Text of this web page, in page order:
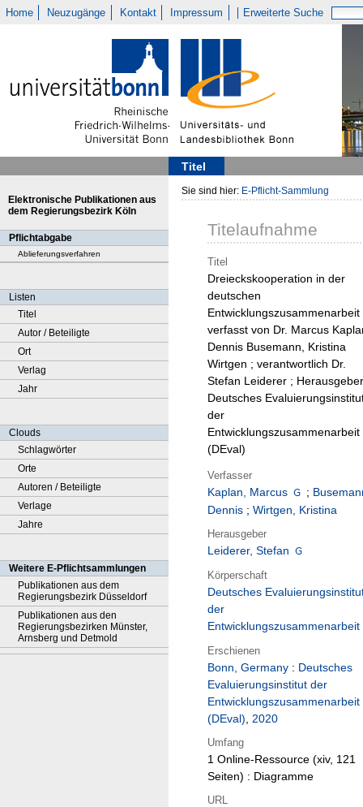
Home Neuzugänge Kontakt Impressum Erweiterte Suche
Titel
Elektronische Publikationen aus
dem Regierungsbezirk Köln
Pflichtabgabe
Ablieferungsverfahren
Listen
Titel
Autor / Beteiligte
Ort
Verlag
Jahr
Clouds
Schlagwörter
Orte
Autoren / Beteiligte
Verlage
Jahre
Weitere E-Pflichtsammlungen
Publikationen aus dem
Regierungsbezirk Düsseldorf
Publikationen aus den
Regierungsbezirken Münster,
Arnsberg und Detmold
Sie sind hier: E-Pflicht-Sammlung
Titelaufnahme
Titel
Dreieckskooperation in der
deutschen
Entwicklungszusammenarbeit
verfasst von Dr. Marcus
Dennis Busemann, Kristina
Wirtgen ; verantwortlich Dr.
Stefan Leiderer ; Herausgeber
Deutsches
der
Entwicklungszusammenarbeit
(DEval)
Verfasser
Kaplan, Marcus ;
Dennis ; Wirtgen, Kristina
Herausgeber
Leiderer, Stefan
Körperschaft
Deutsches
der
Entwicklungszusammenarbeit
Erschienen
Bonn, Germany : Deutsches
Evaluierungsinstitut der
Entwicklungszusammenarbeit
(DEval), 2020
Umfang
1 Online-Ressource (xiv, 121
Seiten) : Diagramme
URL